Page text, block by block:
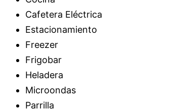
Cafetera Eléctrica
Estacionamiento
Freezer
Frigobar
Heladera
Microondas
Parrilla